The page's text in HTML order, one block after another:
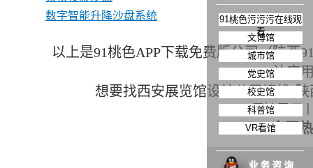
数字智能升降沙盘系统
以上是91桃色APP下载免费版公司（陕西
计应
想要找西安展览馆设计公司请找-
展馆展厅
全国
91桃色污污污在线观
看
文博馆
城市馆
党史馆
校史馆
科普馆
VR看馆